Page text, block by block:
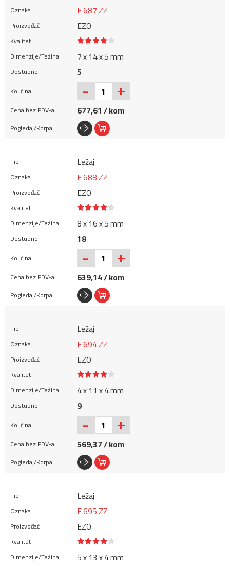
F 687 ZZ
EZO
7 x 14 x 5 mm
5
- +
677,61 / kom
Ležaj
F 688 ZZ
EZO
8 x 16 x 5 mm
18
- +
639,14 / kom
Ležaj
F 694 ZZ
EZO
4 x 11 x 4 mm
9
- +
569,37 / kom
Ležaj
F 695 ZZ
EZO
5 x 13 x 4 mm